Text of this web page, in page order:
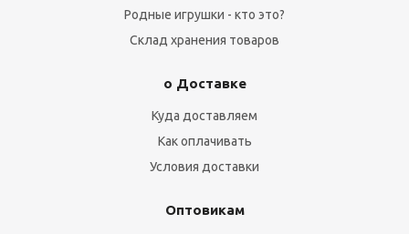
Родные игрушки - кто это?
Склад хранения товаров
о Доставке
Куда доставляем
Как оплачивать
Условия доставки
Оптовикам